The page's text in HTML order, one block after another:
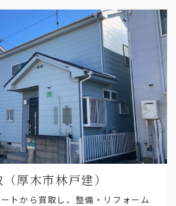
厚木市林戸建）
トから買取し、整備・リフォーム